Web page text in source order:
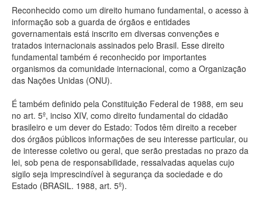
Planejamento
Catálogo de dados
Processo Legislativo
Deputados Estaduais
Administração
Legislação
Agenda
Perguntas frequentes
Contato
Reconhecido como um direito humano fundamental, o acesso à
informação sob a guarda de órgãos e entidades
governamentais está inscrito em diversas convenções e
tratados internacionais assinados pelo Brasil. Esse direito
fundamental também é reconhecido por importantes
organismos da comunidade internacional, como a Organização
das Nações Unidas (ONU).
É também definido pela Constituição Federal de 1988, em seu
no art. 5º, inciso XIV, como direito fundamental do cidadão
brasileiro e um dever do Estado: Todos têm direito a receber
dos órgãos públicos informações de seu interesse particular, ou
de interesse coletivo ou geral, que serão prestadas no prazo da
lei, sob pena de responsabilidade, ressalvadas aquelas cujo
sigilo seja imprescindível à segurança da sociedade e do
Estado (BRASIL. 1988, art. 5º).